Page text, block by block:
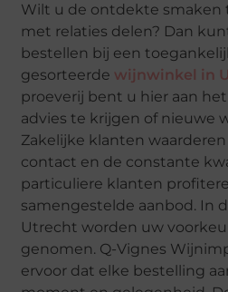
Wilt u de ontdekte smaken
met relaties delen? Dan
bestellen bij een
gesorteerde wijnwinkel in
proeverij bent u hier aan
advies te krijgen of nieuwe
Zakelijke klanten
contact en de constante
particuliere klanten
samengestelde aanbod. In
Utrecht worden uw
genomen. Q-Vignes
ervoor dat elke bestelling